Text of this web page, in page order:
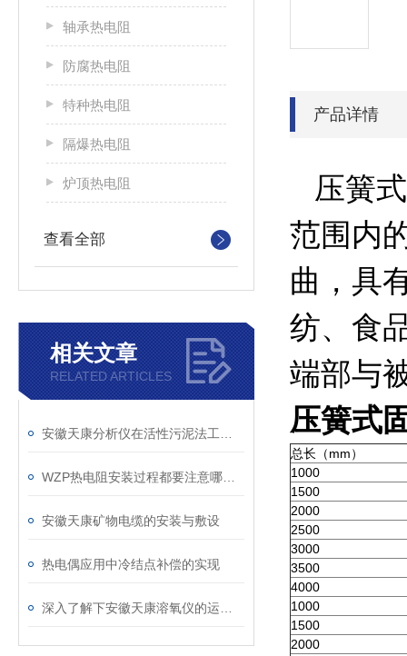
轴承热电阻
防腐热电阻
特种热电阻
隔爆热电阻
炉顶热电阻
查看全部
相关文章
RELATED ARTICLES
安徽天康矿物电缆的安装与敷设
热电偶应用中冷结点补偿的实现
产品详情
压簧
范围内
曲，具
纺、食
端部与
压簧式
总长（mm）
1000
1500
2000
2500
3000
3500
4000
1000
1500
2000